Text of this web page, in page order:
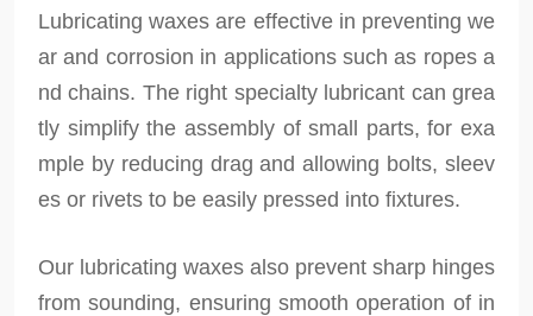
Lubricating waxes are effective in preventing we
ar and corrosion in applications such as ropes a
nd chains. The right specialty lubricant can grea
tly simplify the assembly of small parts, for exa
mple by reducing drag and allowing bolts, sleev
es or rivets to be easily pressed into fixtures.
Our lubricating waxes also prevent sharp hinges
from sounding, ensuring smooth operation of in